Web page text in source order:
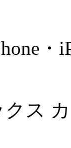
・
ス